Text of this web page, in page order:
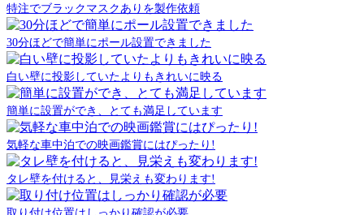
特注でブラックマスクありを製作依頼
30分ほどで簡単にポール設置できました
白い壁に投影していたよりもきれいに映る
簡単に設置ができ、とても満足しています
気軽な車中泊での映画鑑賞にはぴったり!
タレ壁を付けると、見栄えも変わります!